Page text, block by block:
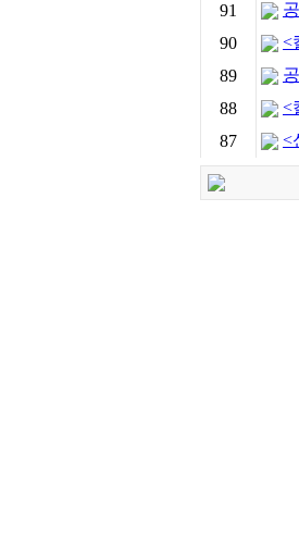
91
90
<
89
88
<
87
<